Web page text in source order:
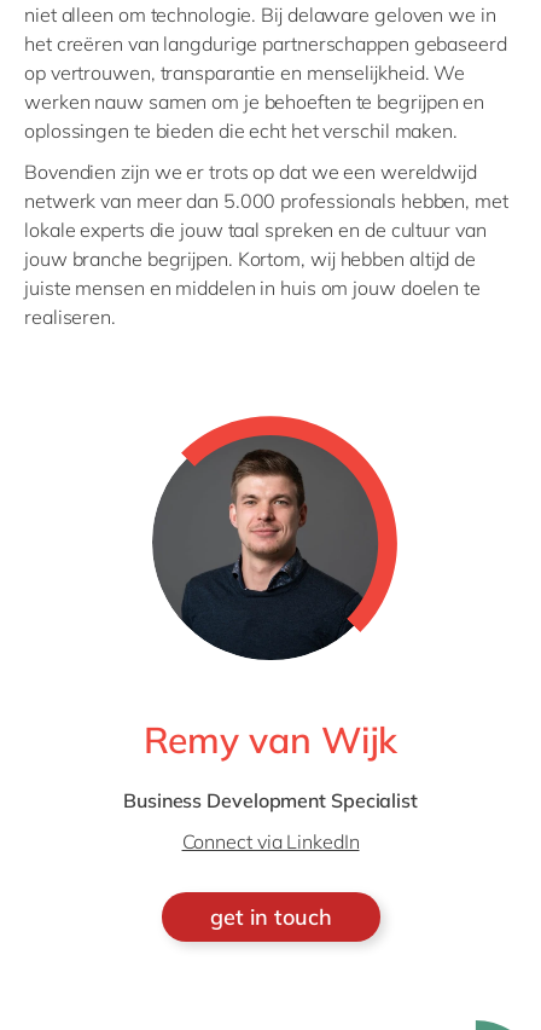
niet alleen om technologie. Bij delaware geloven we in
het creëren van langdurige partnerschappen gebaseerd
op vertrouwen, transparantie en menselijkheid. We
werken nauw samen om je behoeften te begrijpen en
oplossingen te bieden die echt het verschil maken.
Bovendien zijn we er trots op dat we een wereldwijd
netwerk van meer dan 5.000 professionals hebben, met
lokale experts die jouw taal spreken en de cultuur van
jouw branche begrijpen. Kortom, wij hebben altijd de
juiste mensen en middelen in huis om jouw doelen te
realiseren.
Remy van Wijk
Business Development Specialist
Connect via LinkedIn
get in touch